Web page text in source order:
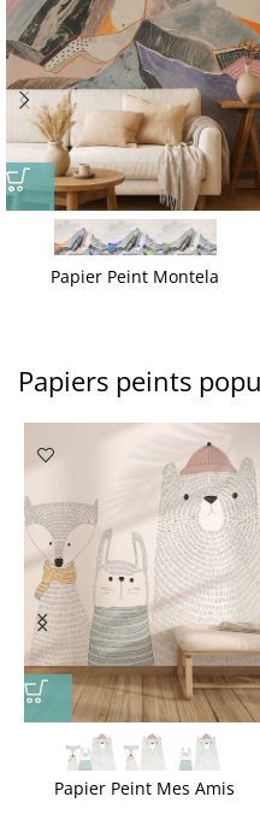
Papier Peint Montela
Papiers peints
Papier Peint Mes Amis